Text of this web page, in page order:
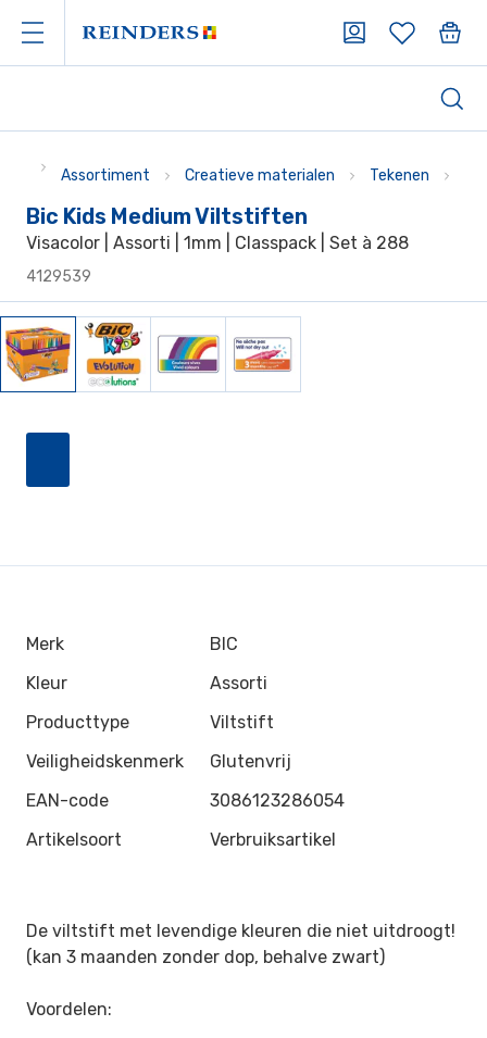
Assortiment Creatieve materialen Tekenen
Bic Kids Medium Viltstiften
Visacolor | Assorti | 1mm | Classpack | Set à 288
4129539
Merk
BIC
Kleur
Assorti
Producttype
Viltstift
Veiligheidskenmerk
Glutenvrij
EAN-code
3086123286054
Artikelsoort
Verbruiksartikel
De viltstift met levendige kleuren die niet uitdroogt!
(kan 3 maanden zonder dop, behalve zwart)
Voordelen: